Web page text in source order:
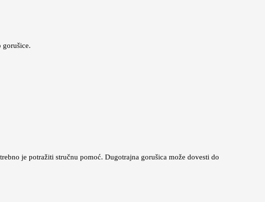
je potražiti stručnu pomoć. Dugotrajna gorušica može dovesti do